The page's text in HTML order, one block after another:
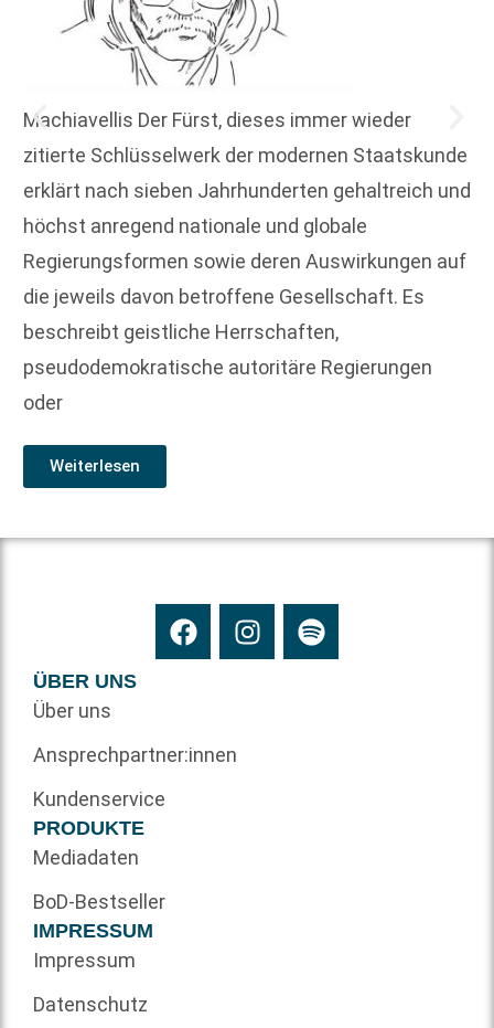
Machiavellis Der Fürst, dieses immer wieder
zitierte Schlüsselwerk der modernen Staatskunde
erklärt nach sieben Jahrhunderten gehaltreich und
höchst anregend nationale und globale
Regierungsformen sowie deren Auswirkungen auf
die jeweils davon betroffene Gesellschaft. Es
beschreibt geistliche Herrschaften,
pseudodemokratische autoritäre Regierungen
oder
Weiterlesen
ÜBER UNS
Über uns
Ansprechpartner:innen
Kundenservice
PRODUKTE
Mediadaten
BoD-Bestseller
IMPRESSUM
Impressum
Datenschutz